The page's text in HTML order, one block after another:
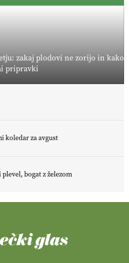
zakaj plodovi ne zorijo in kako
pripravki
koledar za avgust
bogat z železom